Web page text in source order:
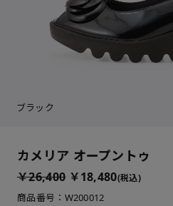
ブラック
カメリア オープントゥ
￥26,400 ￥18,480(税込)
商品番号：W200012